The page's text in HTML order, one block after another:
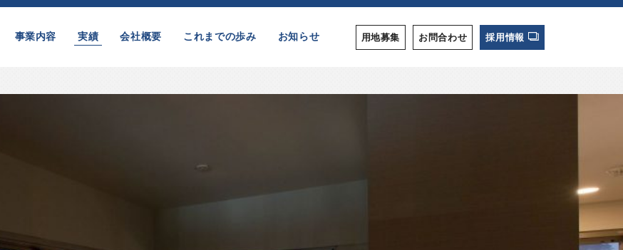
事業内容 実績 会社概要 これまでの歩み お知らせ 用地募集 お問合わせ 採用情報